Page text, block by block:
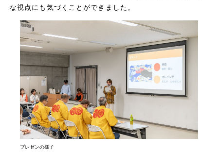
な視点にも気づくことができました。
プレゼンの様子